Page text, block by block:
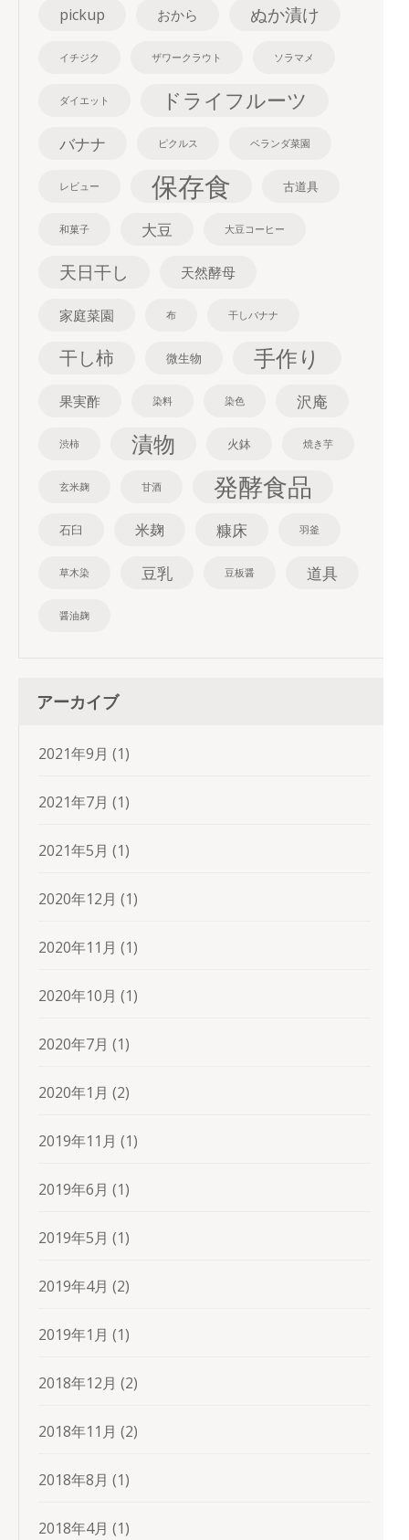
pickup おから ぬか漬け
イチジク ザワークラウト ソラマメ
ダイエット ドライフルーツ
バナナ ピクルス ベランダ菜園
レビュー 保存食 古道具
和菓子 大豆 大豆コーヒー
天日干し 天然酵母
家庭菜園 布 干しバナナ
干し柿 微生物 手作り
果実酢 染料 染色 沢庵
渋柿 漬物 火鉢 焼き芋
玄米麹 甘酒 発酵食品
石臼 米麹 糠床 羽釜
草木染 豆乳 豆板醤 道具
醤油麹
アーカイブ
2021年9月 (1)
2021年7月 (1)
2021年5月 (1)
2020年12月 (1)
2020年11月 (1)
2020年10月 (1)
2020年7月 (1)
2020年1月 (2)
2019年11月 (1)
2019年6月 (1)
2019年5月 (1)
2019年4月 (2)
2019年1月 (1)
2018年12月 (2)
2018年11月 (2)
2018年8月 (1)
2018年4月 (1)